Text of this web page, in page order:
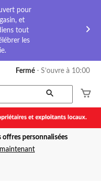
pour
et
tout
les
Fermé ⋅ S’ouvre à 10:00
offres personnalisées